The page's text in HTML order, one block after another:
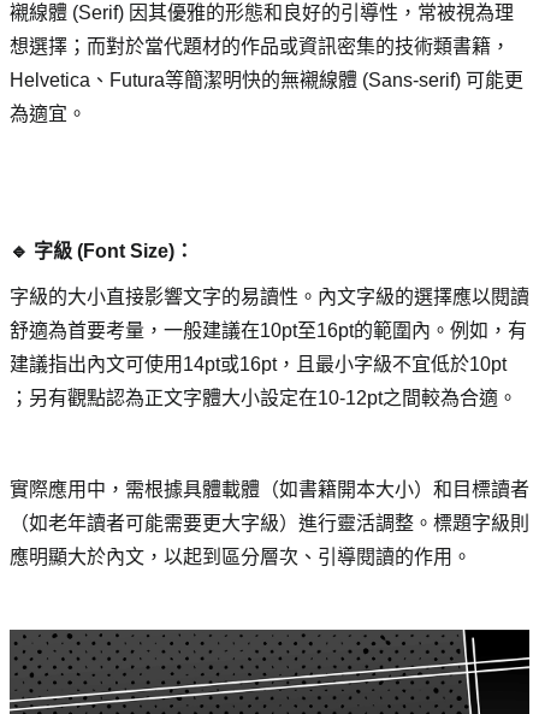
襯線體 (Serif) 因其優雅的形態和良好的引導性，常被視為理
想選擇；而對於當代題材的作品或資訊密集的技術類書籍，
Helvetica、Futura等簡潔明快的無襯線體 (Sans-serif) 可能更
為適宜。
🔹 字級 (Font Size)：
字級的大小直接影響文字的易讀性。內文字級的選擇應以閱讀
舒適為首要考量，一般建議在10pt至16pt的範圍內。例如，有
建議指出內文可使用14pt或16pt，且最小字級不宜低於10pt
；另有觀點認為正文字體大小設定在10-12pt之間較為合適。
實際應用中，需根據具體載體（如書籍開本大小）和目標讀者
（如老年讀者可能需要更大字級）進行靈活調整。標題字級則
應明顯大於內文，以起到區分層次、引導閱讀的作用。